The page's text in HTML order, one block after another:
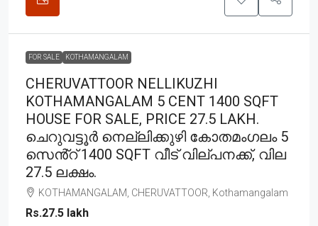
FOR SALE KOTHAMANGALAM
CHERUVATTOOR NELLIKUZHI
KOTHAMANGALAM 5 CENT 1400 SQFT
HOUSE FOR SALE, PRICE 27.5 LAKH.
ചെറുവട്ടൂർ നെല്ലിക്കുഴി കോതമംഗലം 5
സെൻ്റ് 1400 SQFT വീട് വില്പനക്ക്, വില
27.5 ലക്ഷം.
KOTHAMANGALAM, CHERUVATTOOR, Kothamangalam
Rs.27.5 lakh